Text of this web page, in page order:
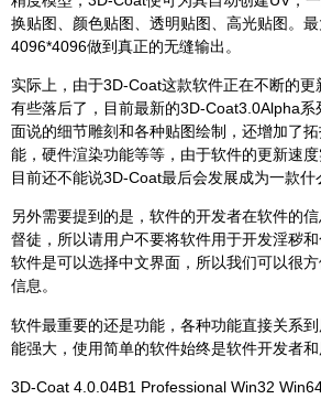
换贴图、颜色贴图、透明贴图、高光贴图。
4096*4096做到真正的无缝输出。
实际上，由于3D-Coat这款软件正在不断的
有些落后了，目前最新的3D-Coat3.0Alpha
面说的细节雕刻和各种贴图绘制，还增加了
能，硬件渲染功能等等，由于软件的更新速
目前还不能说3D-Coat最后会发展成为一款什
另外需要提到的是，软件的开发者在软件的
督徒，所以请用户不要将软件用于开发淫秽
软件是可以选择中文界面，所以我们可以很
信息。
软件最重要的还是功能，各种功能直接关系
能强大，使用简单的软件始终是软件开发者和
3D-Coat 4.0.04B1 Professional Win32